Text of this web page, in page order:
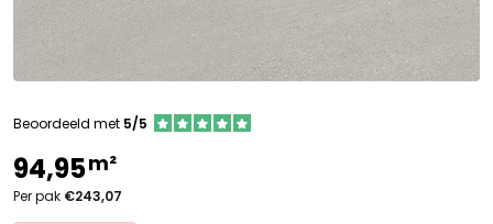
Beoordeeld met 5/5
94,95m²
Per pak €243,07